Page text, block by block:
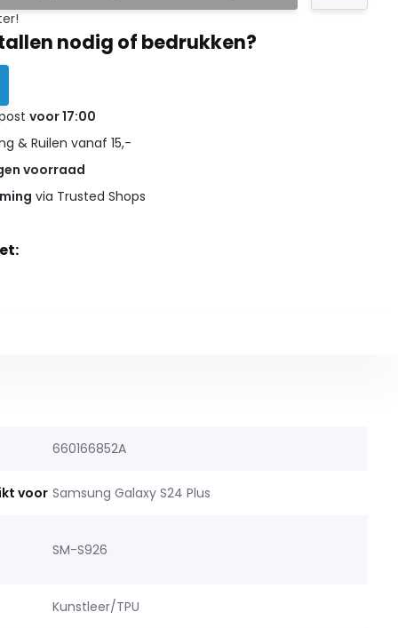
nodig of bedrukken?
voor 17:00
& Ruilen vanaf 15,-
voorraad
via Trusted Shops
660166852A
voor Samsung Galaxy S24 Plus
SM-S926
Kunstleer/TPU